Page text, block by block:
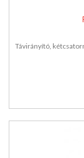
Távirányító,